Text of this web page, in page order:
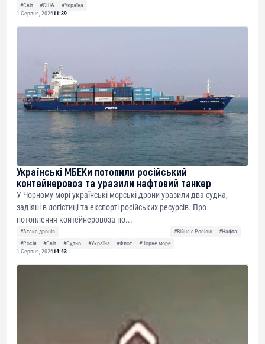
#Світ
#США
#Україна
1 Серпня, 202611:39
Українські МБЕКи потопили російський
контейнеровоз та уразили нафтовий танкер
У Чорному морі українські морські дрони уразили два судна,
задіяні в логістиці та експорті російських ресурсів. Про
потоплення контейнеровоза по...
#Атака дронів #Війна з Росією
#Нафта
#Росія
#Світ #Судно #Україна #Флот
#Чорне море
1 Серпня, 202614:43